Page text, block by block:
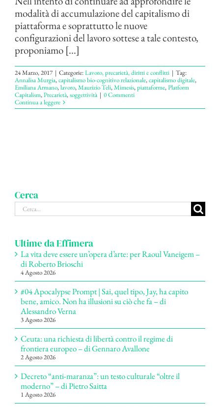
modalità di accumulazione del capitalismo di
piattaforma e soprattutto le nuove
configurazioni del lavoro sottese a tale contesto,
proponiamo [...]
24 Marzo, 2017 | Categorie:Lavoro, precarietà, diritti e conflitti | Tag:
Annalisa Murgia,capitalismo bio-cognitivo relazionale,capitalismo digitale,
Emiliana Armano,lavoro,Maurizio Teli,Mimesis,piattaforme,Platform
Capitalism,Precarietà,soggettività | 0 Commenti
Continua a leggere
Cerca
Cerca
per:
Ultime da Effimera
La vita deve essere un’opera d’arte: per Raoul Vaneigem –
di Roberto Brioschi
4 Agosto 2026
#04 Apocalypse Prompt | Sai, quel tipo, Jay, ha capito
bene, amico. Non ha illusioni su ciò che fa – di
Alessandro Verna
3 Agosto 2026
Ceuta: una richiesta di libertà contro il regime di
frontiera europeo – di Gennaro Avallone
2 Agosto 2026
Decreto “anti-maranza”: un testo culturale “oltre il
moderno” – di Pietro Saitta
1 Agosto 2026